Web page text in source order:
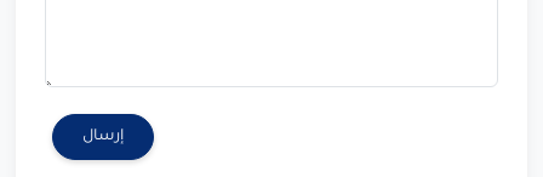
إرسال